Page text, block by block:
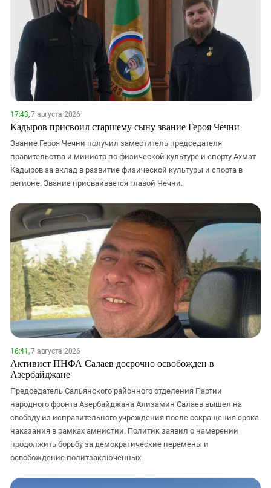
17:43,7 августа 2026
Кадыров присвоил старшему сыну звание Героя Чечни
Звание Героя Чечни получил заместитель председателя
правительства и министр по физической культуре и спорту Ахмат
Кадыров за вклад в развитие физической культуры и спорта в
регионе. Звание присваивается главой Чечни.
16:41,7 августа 2026
Активист ПНФА Салаев досрочно освобожден в
Азербайджане
Председатель Сальянского районного отделения Партии
народного фронта Азербайджана Ализамин Салаев вышел на
свободу из исправительного учреждения после сокращения срока
наказания в рамках амнистии. Политик заявил о намерении
продолжить борьбу за демократические перемены и
освобождение политзаключенных.